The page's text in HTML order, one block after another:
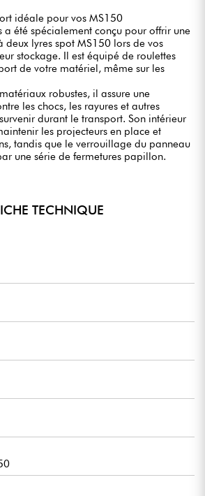
idéale pour vos MS150
a été spécialement conçu pour offrir une
lyres spot MS150 lors de vos
stockage. Il est équipé de roulettes
de votre matériel, même sur les
robustes, il assure une
les chocs, les rayures et autres
durant le transport. Son intérieur
les projecteurs en place et
tandis que le verrouillage du panneau
une série de fermetures papillon.
TECHNIQUE